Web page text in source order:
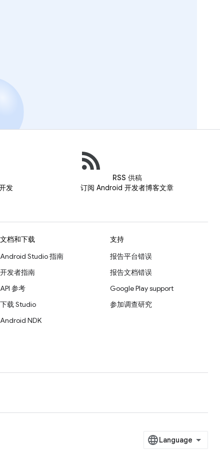
发
RSS 供稿
订阅 Android 开发者博客文章
文档和下载
Android Studio 指南
开发者指南
API 参考
下载 Studio
Android NDK
支持
报告平台错误
报告文档错误
Google Play support
参加调查研究